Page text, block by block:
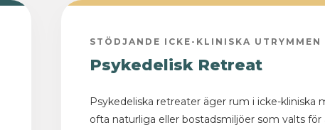
STÖDJANDE ICKE-KLINISKA UTRYMMEN
Psykedelisk Retreat
Psykedeliska retreater äger rum i icke-kliniska
ofta naturliga eller bostadsmiljöer som valts